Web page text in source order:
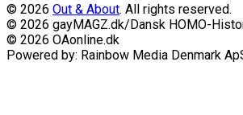
© 2026 Out & About. All rights reserved.
© 2026 gayMAGZ.dk/Dansk HOMO-
© 2026 OAonline.dk
Powered by: Rainbow Media Denmark